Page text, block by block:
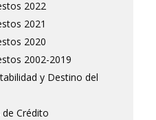
2022
2021
2020
2002-2019
y Destino del
Crédito